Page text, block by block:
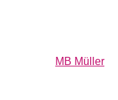
MB Müller